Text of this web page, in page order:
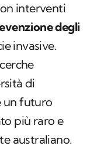
interventi
degli
invasive.
di
un futuro
più raro e
australiano.